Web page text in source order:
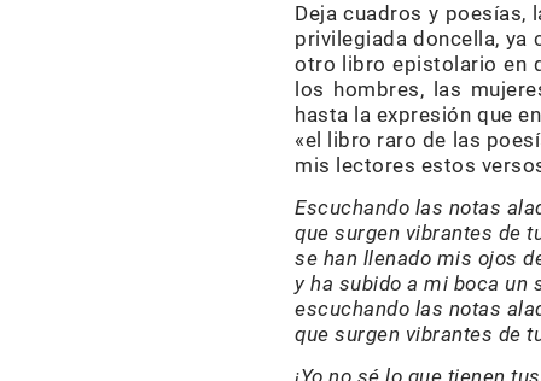
Deja cuadros y poesías,
privilegiada doncella, ya
otro libro epistolario en
los hombres, las
hasta la expresión que
«el libro raro de las
mis lectores estos
Escuchando las notas
que surgen vibrantes de
se han llenado mis ojos
y ha subido a mi boca un
escuchando las notas
que surgen vibrantes de
¡Yo no sé lo que tienen